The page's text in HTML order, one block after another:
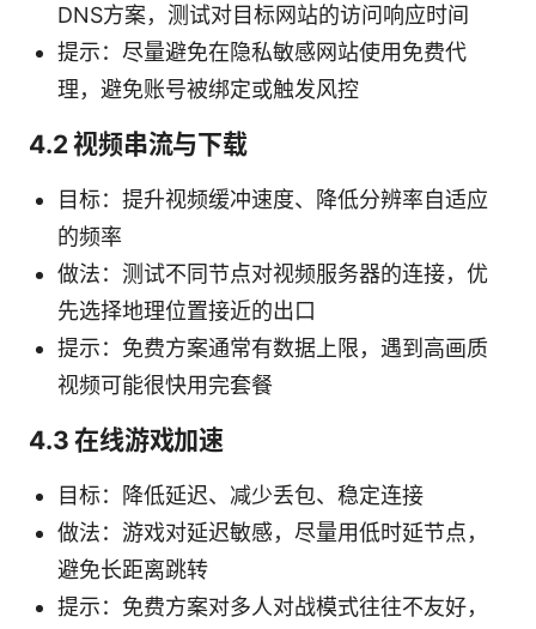
DNS方案，测试对目标网站的访问响应时间
提示：尽量避免在隐私敏感网站使用免费代
理，避免账号被绑定或触发风控
4.2 视频串流与下载
目标：提升视频缓冲速度、降低分辨率自适应
的频率
做法：测试不同节点对视频服务器的连接，优
先选择地理位置接近的出口
提示：免费方案通常有数据上限，遇到高画质
视频可能很快用完套餐
4.3 在线游戏加速
目标：降低延迟、减少丢包、稳定连接
做法：游戏对延迟敏感，尽量用低时延节点，
避免长距离跳转
提示：免费方案对多人对战模式往往不友好，